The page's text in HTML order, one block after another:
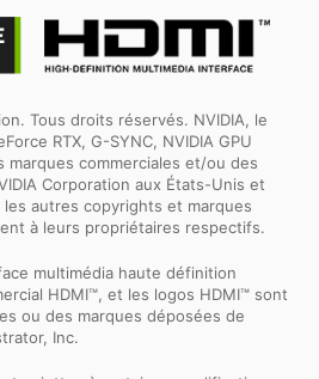
Tous droits réservés. NVIDIA, le
RTX, G-SYNC, NVIDIA GPU
marques commerciales et/ou des
Corporation aux États-Unis et
autres copyrights et marques
à leurs propriétaires respectifs.
multimédia haute définition
HDMI™, et les logos HDMI™ sont
ou des marques déposées de
Inc.